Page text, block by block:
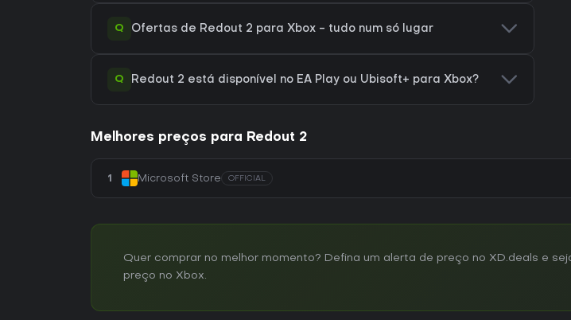
Q Ofertas de Redout 2 para Xbox - tudo num só lugar
Q Redout 2 está disponível no EA Play ou Ubisoft+ para Xbox?
Melhores preços para Redout 2
1 Microsoft Store OFFICIAL
Quer comprar no melhor momento? Defina um alerta de preço no XD.deals e
preço no Xbox.